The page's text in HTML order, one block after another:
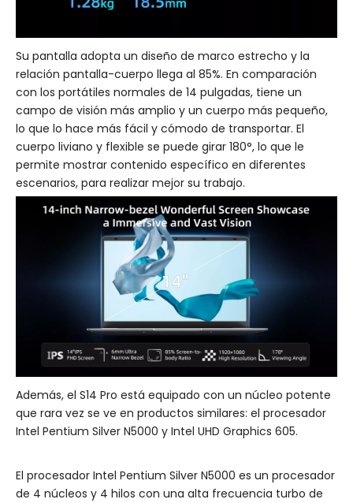
Su pantalla adopta un diseño de marco estrecho y la
relación pantalla-cuerpo llega al 85%. En comparación
con los portátiles normales de 14 pulgadas, tiene un
campo de visión más amplio y un cuerpo más pequeño,
lo que lo hace más fácil y cómodo de transportar. El
cuerpo liviano y flexible se puede girar 180°, lo que le
permite mostrar contenido específico en diferentes
escenarios, para realizar mejor su trabajo.
Además, el S14 Pro está equipado con un núcleo potente
que rara vez se ve en productos similares: el procesador
Intel Pentium Silver N5000 y Intel UHD Graphics 605.
El procesador Intel Pentium Silver N5000 es un procesador
de 4 núcleos y 4 hilos con una alta frecuencia turbo de